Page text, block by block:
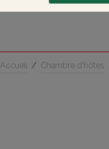
Accueil / Chambre d’hôtes